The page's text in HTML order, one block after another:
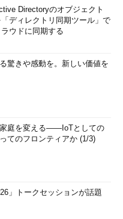
Directoryのオブジェクト
「ディレクトリ同期ツール」で
ラウドに同期する
驚きや感動を。新しい価値を
家庭を変える――IoTとしての
てのフロンティアか (1/3)
」トークセッションが話題